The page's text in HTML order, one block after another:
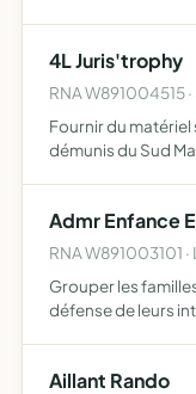
pro…
4L Juris'trophy
RNA W891004515
Fournir du
démunis du Sud
Admr Enfance
RNA W891003101
Grouper les
défense de leurs
Aillant Rando